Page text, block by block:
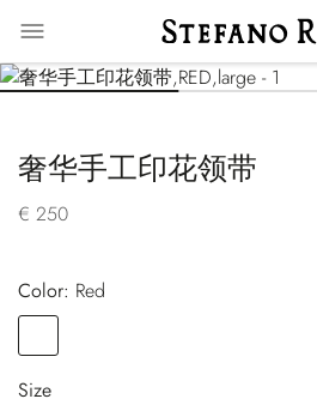
奢华手工印花领带
€ 250
Color:
red
Size